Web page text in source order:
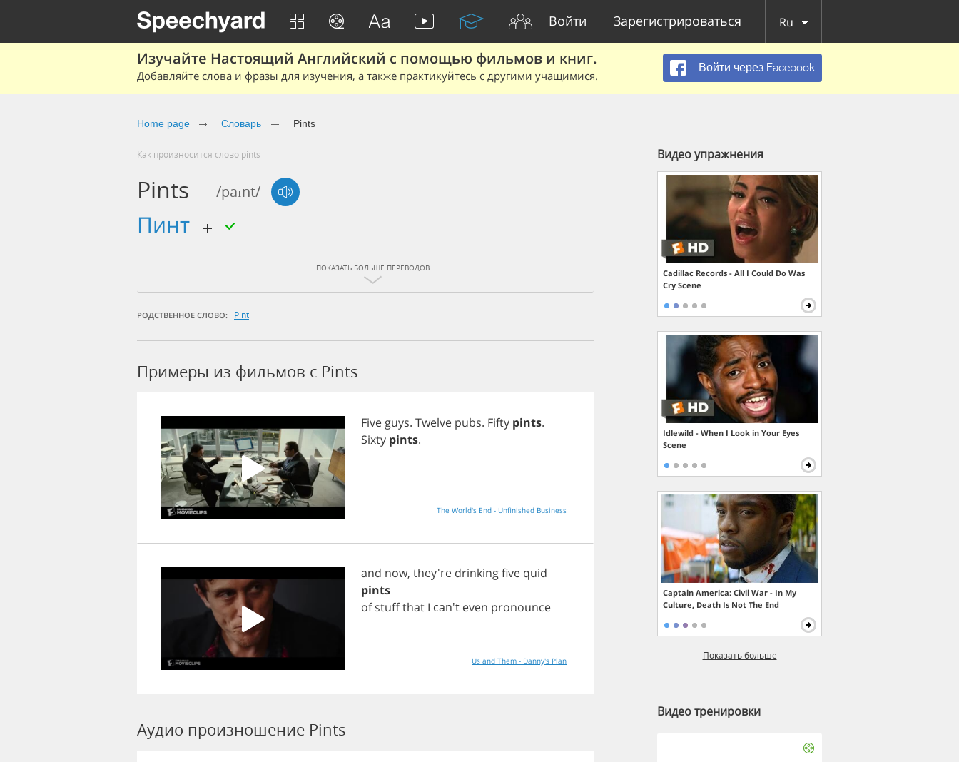
Войти Зарегистрироваться Ru
Изучайте Настоящий Английский с помощью фильмов и книг.
Добавляйте слова и фразы для изучения, а также практикуйтесь с другими учащимися.
Войти через Facebook
Home page Словарь Pints
Как произносится слово pints
Pints /paɪnt/
пинт
ПОКАЗАТЬ БОЛЬШЕ ПЕРЕВОДОВ
РОДСТВЕННОЕ СЛОВО: Pint
Примеры из фильмов c Pints
Five guys. Twelve pubs. Fifty pints.
Sixty pints.
The World's End - Unfinished Business
and now, they're drinkingfive quid
pints
of stuffthat I can't even pronounce
Us and Them - Danny's Plan
Аудио произношение Pints
Видео упражнения
Cadillac Records - All I Could Do Was
Cry Scene
Idlewild - When I Look in Your Eyes
Scene
Captain America: Civil War - In My
Culture, Death Is Not The End
Показать больше
Видео тренировки